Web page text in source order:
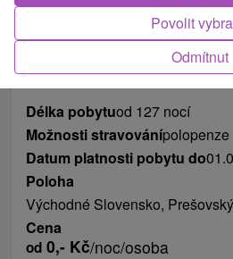
Fotografie od zákazníků+1
Délka pobytuod 127 nocí
Možnosti stravovánípolopenze
Datum platnosti pobytu do
Poloha
Východné Slovensko,
Cena
od 0,- Kč/noc/osoba
Odmítnut
Povolit